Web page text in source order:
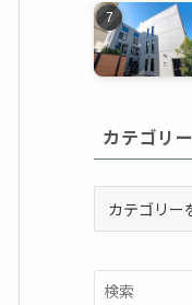
カテゴリー
リ
ー